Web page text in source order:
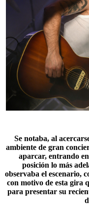
Se notaba, al
ambiente de gran
aparcar, entrando
posición lo más
observaba el escenario,
con motivo de esta gira
para presentar su